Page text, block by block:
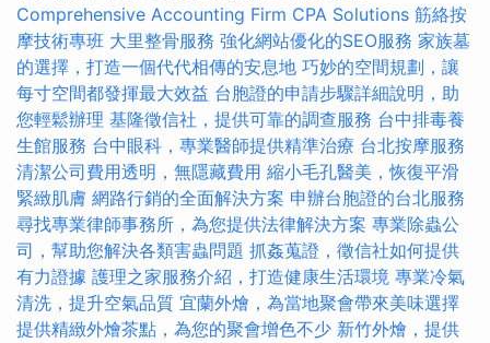
Comprehensive Accounting Firm CPA Solutions 筋絡按
摩技術專班 大里整骨服務 強化網站優化的SEO服務 家族墓
的選擇，打造一個代代相傳的安息地 巧妙的空間規劃，讓
每寸空間都發揮最大效益 台胞證的申請步驟詳細說明，助
您輕鬆辦理 基隆徵信社，提供可靠的調查服務 台中排毒養
生館服務 台中眼科，專業醫師提供精準治療 台北按摩服務
清潔公司費用透明，無隱藏費用 縮小毛孔醫美，恢復平滑
緊緻肌膚 網路行銷的全面解決方案 申辦台胞證的台北服務
尋找專業律師事務所，為您提供法律解決方案 專業除蟲公
司，幫助您解決各類害蟲問題 抓姦蒐證，徵信社如何提供
有力證據 護理之家服務介紹，打造健康生活環境 專業冷氣
清洗，提升空氣品質 宜蘭外燴，為當地聚會帶來美味選擇
提供精緻外燴茶點，為您的聚會增色不少 新竹外燴，提供